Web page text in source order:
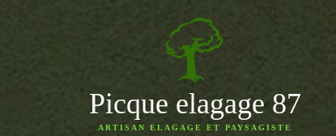
Picque elagage 87
ARTISAN ELAGAGE ET PAYSAGISTE